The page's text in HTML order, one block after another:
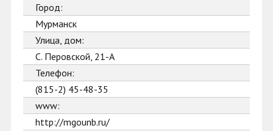
Город:
Мурманск
Улица, дом:
С. Перовской, 21-А
Телефон:
(815-2) 45-48-35
www:
http://mgounb.ru/